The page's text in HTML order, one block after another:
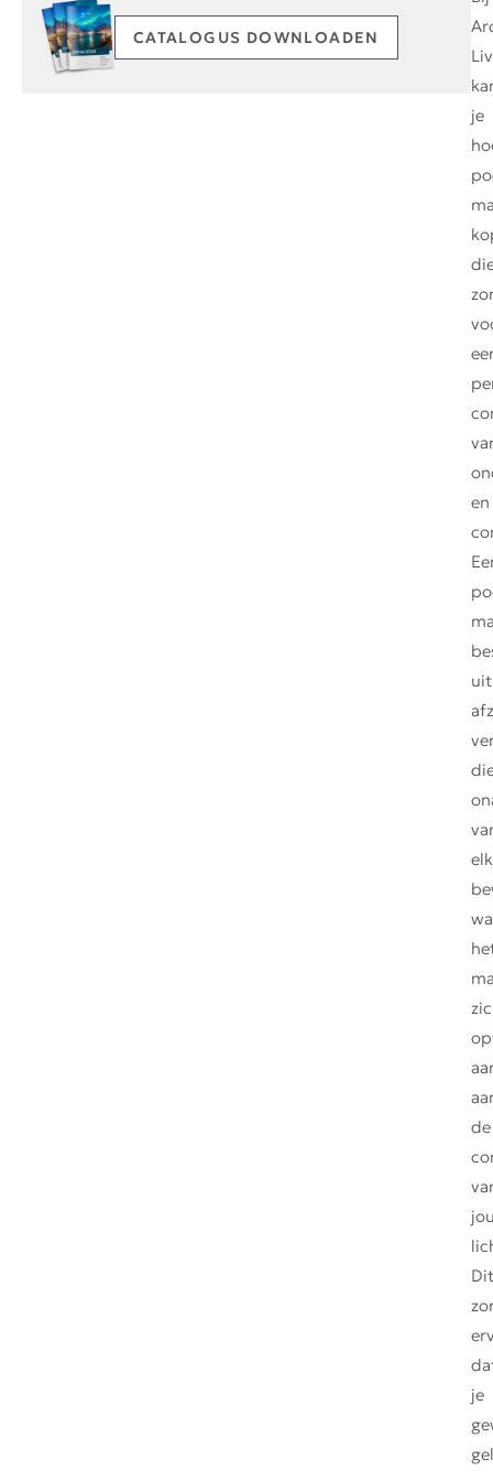
CATALOGUS DOWNLOADEN
je
en
uit
de
Dit
je